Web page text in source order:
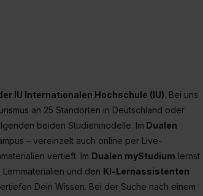
IU Internationalen Hochschule (IU). Bei uns
an 25 Standorten in Deutschland oder
beiden Studienmodelle. Im Dualen
– vereinzelt auch online per Live-
vertieft. Im Dualen myStudium lernst
und den KI‑Lernassistenten
Dein Wissen. Bei der Suche nach einem